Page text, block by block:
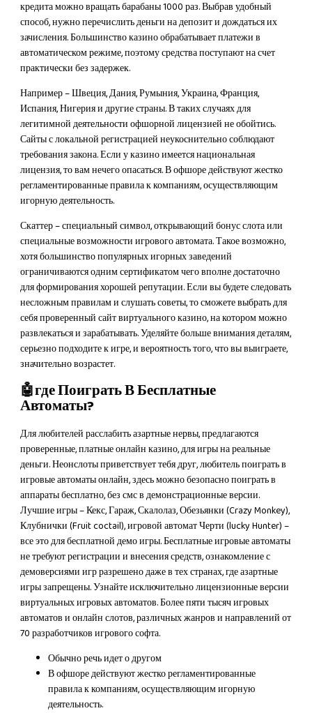
кредита можно вращать барабаны 1000 раз. Выбрав удобный
способ, нужно перечислить деньги на депозит и дождаться их
зачисления. Большинство казино обрабатывает платежи в
автоматическом режиме, поэтому средства поступают на счет
практически без задержек.
Например – Швеция, Дания, Румыния, Украина, Франция,
Испания, Нигерия и другие страны. В таких случаях для
легитимной деятельности офшорной лицензией не обойтись.
Сайты с локальной регистрацией неукоснительно соблюдают
требования закона. Если у казино имеется национальная
лицензия, то вам нечего опасаться. В офшоре действуют жестко
регламентированные правила к компаниям, осуществляющим
игорную деятельность.
Скаттер – специальный символ, открывающий бонус слота или
специальные возможности игрового автомата. Такое возможно,
хотя большинство популярных игорных заведений
ограничиваются одним сертификатом чего вполне достаточно
для формирования хорошей репутации. Если вы будете следовать
несложным правилам и слушать советы, то сможете выбрать для
себя проверенный сайт виртуального казино, на котором можно
развлекаться и зарабатывать. Уделяйте больше внимания деталям,
серьезно подходите к игре, и вероятность того, что вы выиграете,
значительно возрастет.
🤖где Поиграть В Бесплатные
Автоматы?
Для любителей расслабить азартные нервы, предлагаются
проверенные, платные онлайн казино, для игры на реальные
деньги. Неонслоты приветствует тебя друг, любитель поиграть в
игровые автоматы онлайн, здесь можно безопасно поиграть в
аппараты бесплатно, без смс в демонстрационные версии.
Лучшие игры – Кекс, Гараж, Скалолаз, Обезьянки (Crazy Monkey),
Клубнички (Fruit coctail), игровой автомат Черти (lucky Hunter) –
все это для бесплатной демо игры. Бесплатные игровые автоматы
не требуют регистрации и внесения средств, ознакомление с
демоверсиями игр разрешено даже в тех странах, где азартные
игры запрещены. Узнайте исключительно лицензионные версии
виртуальных игровых автоматов. Более пяти тысяч игровых
автоматов и онлайн слотов, различных жанров и направлений от
70 разработчиков игрового софта.
Обычно речь идет о другом
В офшоре действуют жестко регламентированные
правила к компаниям, осуществляющим игорную
деятельность.